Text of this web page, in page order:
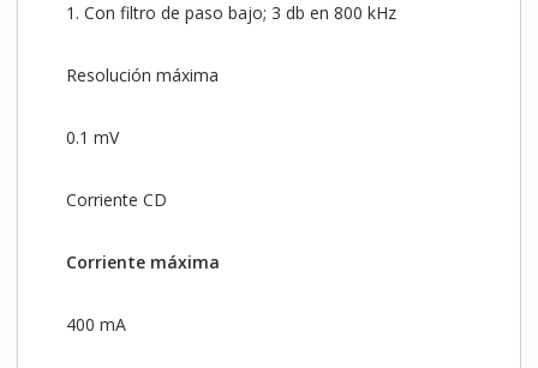
1. Con filtro de paso bajo; 3 db en 800 kHz
Resolución máxima
0.1 mV
Corriente CD
Corriente máxima
400 mA